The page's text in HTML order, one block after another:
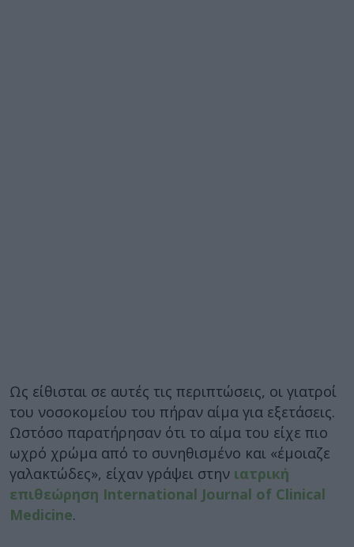
Ως είθισται σε αυτές τις περιπτώσεις, οι γιατροί
του νοσοκομείου του πήραν αίμα για εξετάσεις.
Ωστόσο παρατήρησαν ότι το αίμα του είχε πιο
ωχρό χρώμα από το συνηθισμένο και «έμοιαζε
γαλακτώδες», είχαν γράψει στην ιατρική
επιθεώρηση International Journal of Clinical
Medicine.